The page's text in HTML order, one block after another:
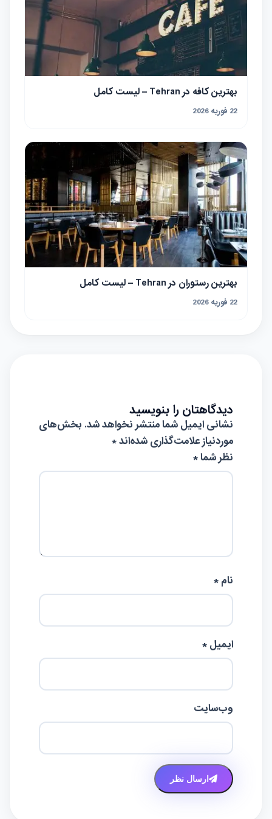
بهترین کافه در Tehran – لیست کامل
22 فوریه 2026
بهترین رستوران در Tehran – لیست کامل
22 فوریه 2026
دیدگاهتان را بنویسید
نشانی ایمیل شما منتشر نخواهد شد. بخش‌های
موردنیاز علامت‌گذاری شده‌اند*
نظر شما *
نام *
ایمیل *
وب‌سایت
ارسال نظر